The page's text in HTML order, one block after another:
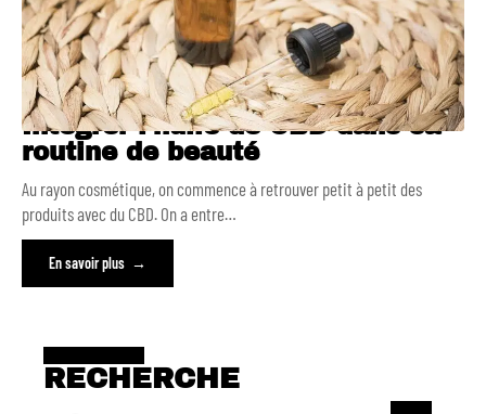
Intégrer l’huile de CBD dans sa
routine de beauté
Au rayon cosmétique, on commence à retrouver petit à petit des
produits avec du CBD. On a entre…
En savoir plus
RECHERCHE